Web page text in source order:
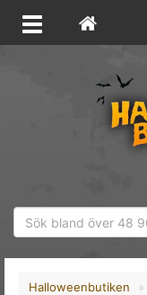
Halloweenbutiken